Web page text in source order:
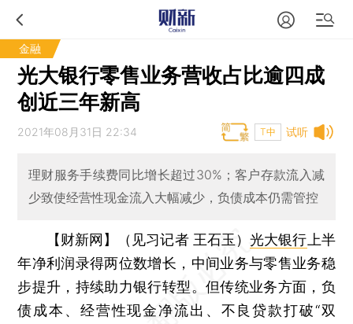
金融
光大银行零售业务营收占比逾四成
创近三年新高
试听
2021年08月31日 22:34 T中
理财服务手续费同比增长超过30%；客户存款流入减
少致使经营性现金流入大幅减少，负债成本仍需管控
【财新网】（见习记者 王石玉）光大银行 上半
年净利润录得两位数增长，中间业务与零售业务稳
步提升，持续助力银行转型。但传统业务方面，负
债成本、经营性现金净流出、不良贷款打破“双